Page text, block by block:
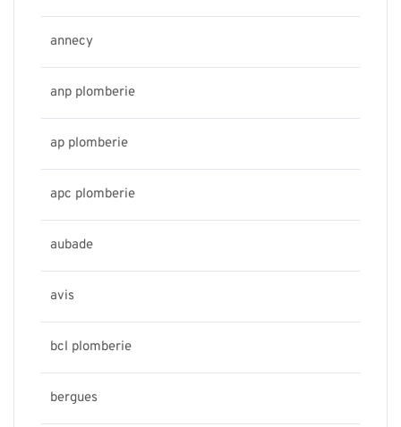
annecy
anp plomberie
ap plomberie
apc plomberie
aubade
avis
bcl plomberie
bergues